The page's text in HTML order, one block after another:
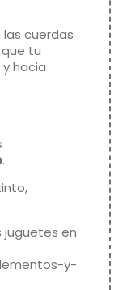
cuerdas
tu
hacia
.
juguetes en
y-